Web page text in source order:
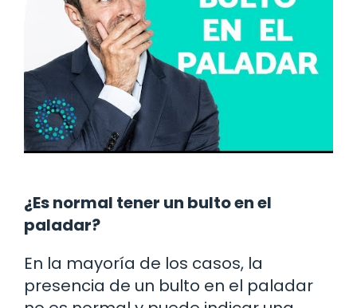
¿Es normal tener un bulto en el
paladar?
En la mayoría de los casos, la
presencia de un bulto en el paladar